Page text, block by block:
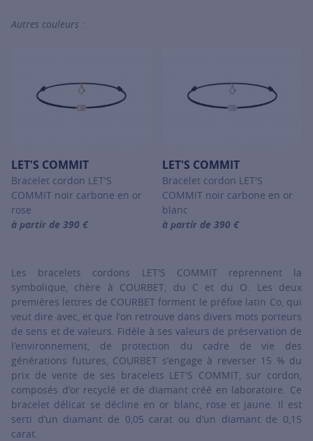
Autres couleurs :
LET'S COMMIT
Bracelet cordon LET'S
COMMIT noir carbone en or
rose
à partir de 390 €
LET'S COMMIT
Bracelet cordon LET'S
COMMIT noir carbone en or
blanc
à partir de 390 €
Les bracelets cordons LET'S COMMIT reprennent la
symbolique, chère à COURBET, du C et du O. Les deux
premières lettres de COURBET forment le préfixe latin Co, qui
veut dire avec, et que l’on retrouve dans divers mots porteurs
de sens et de valeurs. Fidèle à ses valeurs de préservation de
l’environnement, de protection du cadre de vie des
générations futures, COURBET s’engage à reverser 15 % du
prix de vente de ses bracelets LET'S COMMIT, sur cordon,
composés d’or recyclé et de diamant créé en laboratoire. Ce
bracelet délicat se décline en or blanc, rose et jaune. Il est
serti d’un diamant de 0,05 carat ou d’un diamant de 0,15
carat.